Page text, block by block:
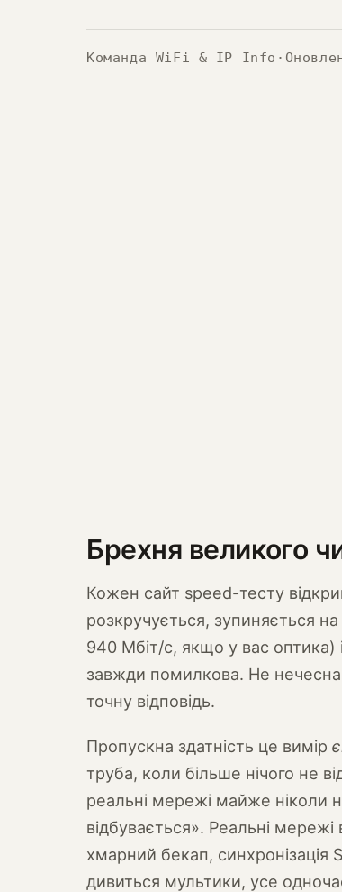
Команда WiFi & IP Info ·
Брехня великого
Кожен сайт speed-тесту
розкручується, зупиняється
940 Мбіт/с, якщо у вас оптика)
завжди помилкова. Не
точну відповідь.
Пропускна здатність це вимір
труба, коли більше нічого не
реальні мережі майже ніколи
відбувається». Реальні
хмарний бекап, синхронізація
дивиться мультики, усе